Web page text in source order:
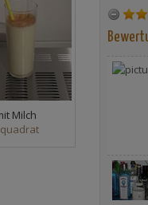
Milch